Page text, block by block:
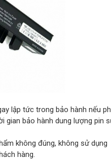
lập tức trong bảo hành nếu
gian bảo hành dung lượng pin
không đúng, không sử dụng
hàng.